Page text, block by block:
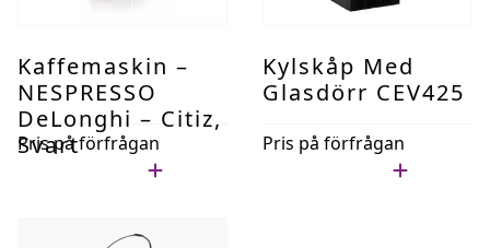
Kaffemaskin –
NESPRESSO
DeLonghi – Citiz,
Svart
Pris på förfrågan
Kylskåp Med
Glasdörr CEV425
Pris på förfrågan